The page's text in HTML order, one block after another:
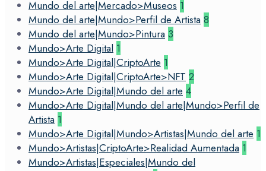
Mundo del arte|Mercado>Museos 1
Mundo del arte|Mundo>Perfil de Artista 8
Mundo del arte|Mundo>Pintura 3
Mundo>Arte Digital 1
Mundo>Arte Digital|CriptoArte 1
Mundo>Arte Digital|CriptoArte>NFT 2
Mundo>Arte Digital|Mundo del arte 4
Mundo>Arte Digital|Mundo del arte|Mundo>Perfil de
Artista 1
Mundo>Arte Digital|Mundo>Artistas|Mundo del arte 1
Mundo>Artistas|CriptoArte>Realidad Aumentada 1
Mundo>Artistas|Especiales|Mundo del